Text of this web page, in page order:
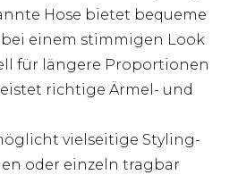
Hose bietet bequeme
einem stimmigen Look
für längere Proportionen
richtige Ärmel- und
vielseitige Styling-
oder einzeln tragbar